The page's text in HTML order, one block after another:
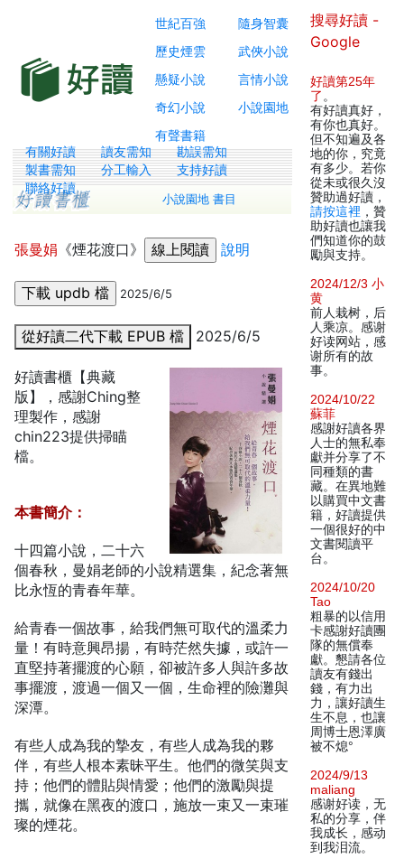
世紀百強
隨身智囊
歷史煙雲
武俠小說
懸疑小說
言情小說
奇幻小說
小說園地
有聲書籍
有關好讀 讀友需知
勘誤需知
製書需知
分工輸入
支持好讀
聯絡好讀
小說園地 書目
張曼娟 《煙花渡口》 說明
2025/6/5
從好讀二代下載 EPUB 檔 2025/6/5
好讀書櫃【典藏
版】，感謝Ching整
理製作，感謝
chin223提供掃瞄
檔。
本書簡介：
十四篇小說，二十六
個春秋，曼娟老師的小說精選集，紀念著無
比永恆的青春年華。
給青春一個故事，給我們無可取代的溫柔力
量！有時意興昂揚，有時茫然失據，或許一
直堅持著擺渡的心願，卻被許多人與許多故
事擺渡，渡過一個又一個，生命裡的險灘與
深潭。
有些人成為我的摯友，有些人成為我的夥
伴，有些人根本素昧平生。他們的微笑與支
持；他們的體貼與情愛；他們的激勵與提
攜，就像在黑夜的渡口，施放一束又一束璀
璨的煙花。
搜尋好讀 -
Google
好讀第25年
了 。
有好讀真好，
有你也真好。
但不知遍及各
地的你，究竟
有多少。若你
從未或很久沒
贊助過好讀，
請按這裡 ，贊
助好讀也讓我
們知道你的鼓
勵與支持。
2024/12/3 小
黄
前人栽树，后
人乘凉。感谢
好读网站，感
谢所有的故
事。
2024/10/22
蘇菲
感謝好讀各界
人士的無私奉
獻并分享了不
同種類的書
藏。在異地難
以購買中文書
籍，好讀提供
一個很好的中
文書閱讀平
台。
2024/10/20
Tao
粗暴的以信用
卡感謝好讀團
隊的無償奉
獻。懇請各位
讀友有錢出
錢，有力出
力，讓好讀生
生不息，也讓
周博士恩澤廣
被不熄°
2024/9/13
maliang
感谢好读，无
私的分享，伴
我成长，感动
到我泪流。